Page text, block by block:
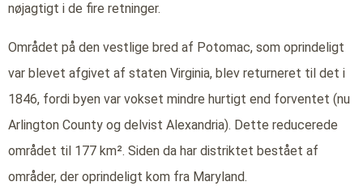
nøjagtigt i de fire retninger.
Området på den vestlige bred af Potomac, som oprindeligt
var blevet afgivet af staten Virginia, blev returneret til det i
1846, fordi byen var vokset mindre hurtigt end forventet (nu
Arlington County og delvist Alexandria). Dette reducerede
området til 177 km². Siden da har distriktet bestået af
områder, der oprindeligt kom fra Maryland.